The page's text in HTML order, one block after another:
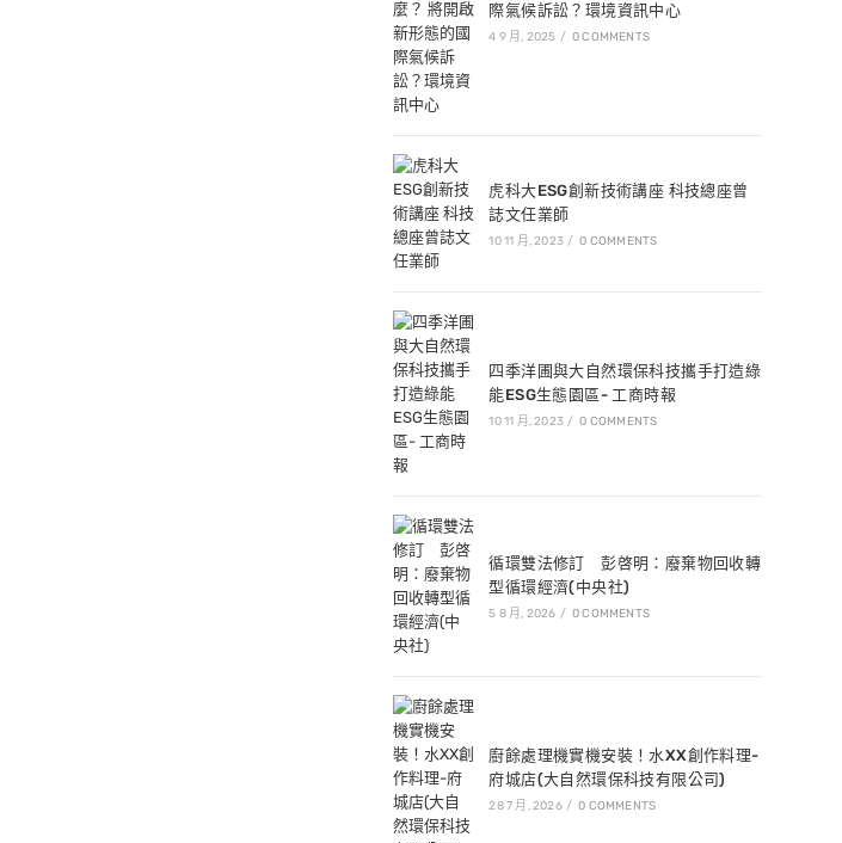
際氣候訴訟？環境資訊中心
4 9 月, 2025 / 0 COMMENTS
虎科大ESG創新技術講座 科技總座曾
誌文任業師
10 11 月, 2023 / 0 COMMENTS
四季洋圃與大自然環保科技攜手打造綠
能ESG生態園區- 工商時報
10 11 月, 2023 / 0 COMMENTS
循環雙法修訂 彭啓明：廢棄物回收轉
型循環經濟(中央社)
5 8 月, 2026 / 0 COMMENTS
廚餘處理機實機安裝！水XX創作料理-
府城店(大自然環保科技有限公司)
28 7 月, 2026 / 0 COMMENTS